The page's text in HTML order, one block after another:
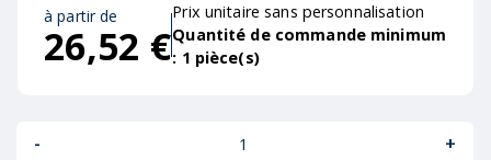
à partir de
26,52 €
Prix unitaire sans personnalisation
Quantité de commande minimum
: 1 pièce(s)
- +